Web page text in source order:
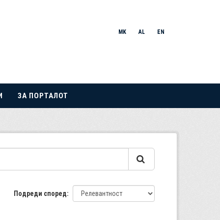
MK AL EN
ЗА ПОРТАЛОТ
Подреди според